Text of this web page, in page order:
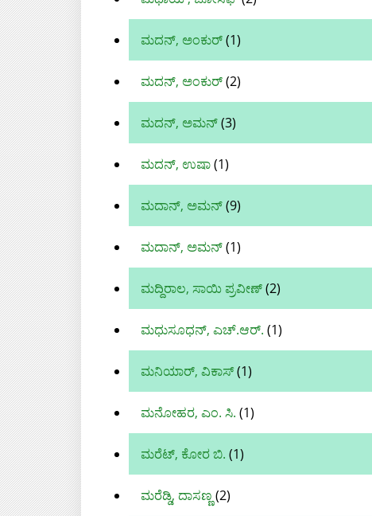
ಮದನ್, ಅಂಕುರ್‌(1)
ಮದನ್, ಅಂಕುರ್(2)
ಮದನ್, ಅಮನ್(3)
ಮದನ್‌, ಉಷಾ(1)
ಮದಾನ್, ಅಮನ್‌(9)
ಮದಾನ್, ಅಮನ್(1)
ಮದ್ದಿರಾಲ, ಸಾಯಿ ಪ್ರವೀಣ್(2)
ಮಧುಸೂಧನ್, ಎಚ್.ಆರ್. (1)
ಮನಿಯಾರ್, ವಿಕಾಸ್(1)
ಮನೋಹರ, ಎಂ. ಸಿ. (1)
ಮರೆಟ್, ಕೋರ ಬಿ. (1)
ಮರೆಡ್ಡಿ, ದಾಸಣ್ಣ (2)